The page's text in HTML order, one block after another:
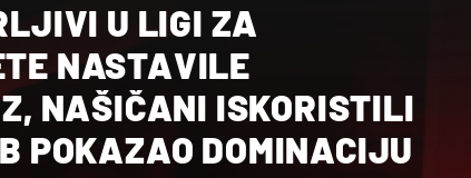
U LIGI ZA
NASTAVILE
NAŠIČANI ISKORISTILI
POKAZAO DOMINACIJU